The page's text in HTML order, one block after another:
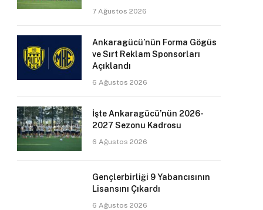
7 Ağustos 2026
Ankaragücü’nün Forma Gögüs
ve Sırt Reklam Sponsorları
Açıklandı
6 Ağustos 2026
İşte Ankaragücü’nün 2026-
2027 Sezonu Kadrosu
6 Ağustos 2026
Gençlerbirliği 9 Yabancısının
Lisansını Çıkardı
6 Ağustos 2026